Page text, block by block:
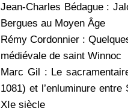
Jean-Charles Bédague :
Bergues au Moyen Âge
Rémy Cordonnier :
médiévale de saint Winnoc
Marc Gil : Le
1081) et l’enluminure
XIe siècle